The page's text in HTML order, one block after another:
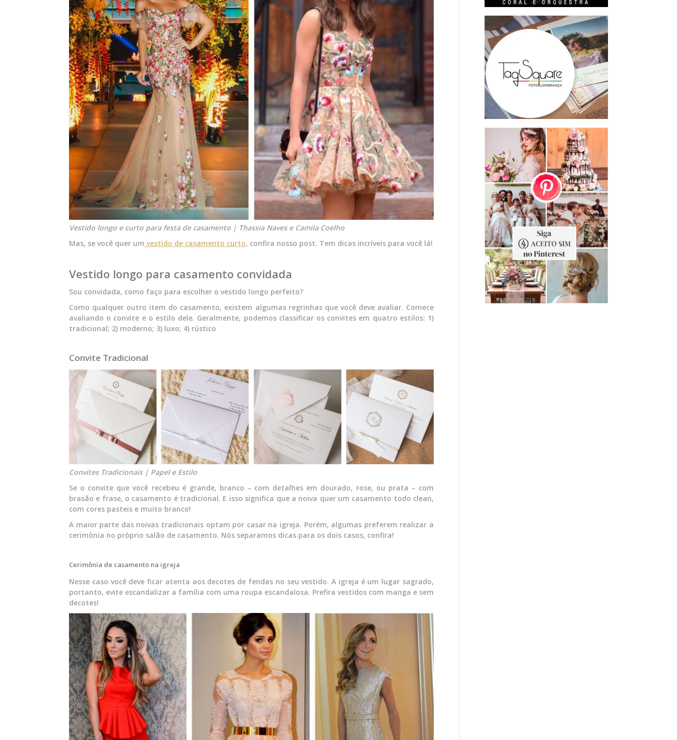
Vestido longo e curto para festa de casamento | Thassia Naves e Camila Coelho
Mas, se você quer um vestido de casamento curto, confira nosso post. Tem dicas incríveis para você lá!
Vestido longo para casamento convidada
Sou convidada, como faço para escolher o vestido longo perfeito?
Como qualquer outro item do casamento, existem algumas regrinhas que você deve avaliar. Comece
avaliando o convite e o estilo dele. Geralmente, podemos classificar os convites em quatro estilos: 1)
tradicional; 2) moderno; 3) luxo; 4) rústico
Convite Tradicional
Convites Tradicionais | Papel e Estilo
Se o convite que você recebeu é grande, branco – com detalhes em dourado, rose, ou prata – com
brasão e frase, o casamento é tradicional. E isso significa que a noiva quer um casamento todo clean,
com cores pasteis e muito branco!
A maior parte das noivas tradicionais optam por casar na igreja. Porém, algumas preferem realizar a
cerimônia no próprio salão de casamento. Nós separamos dicas para os dois casos, confira!
Cerimônia de casamento na igreja
Nesse caso você deve ficar atenta aos decotes de fendas no seu vestido. A igreja é um lugar sagrado,
portanto, evite escandalizar a família com uma roupa escandalosa. Prefira vestidos com manga e sem
decotes!